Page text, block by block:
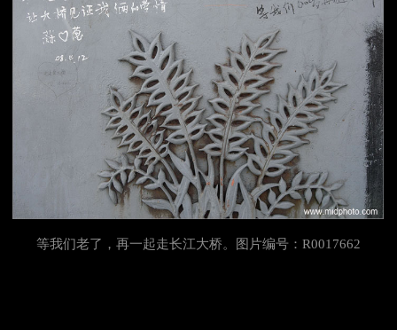
等我们老了，再一起走长江大桥。图片编号：R0017662